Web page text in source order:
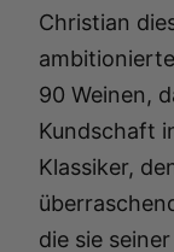
Christian
90 Weinen,
Kundschaft
Klassiker,
die sie